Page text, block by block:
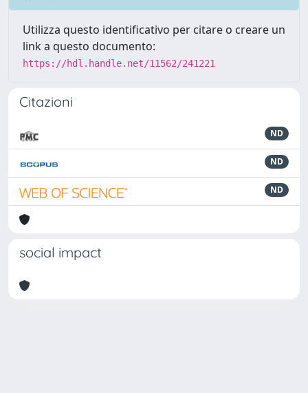
Utilizza questo identificativo per citare o creare un
link a questo documento:
https://hdl.handle.net/11562/241221
Citazioni
ND
ND
ND
social impact